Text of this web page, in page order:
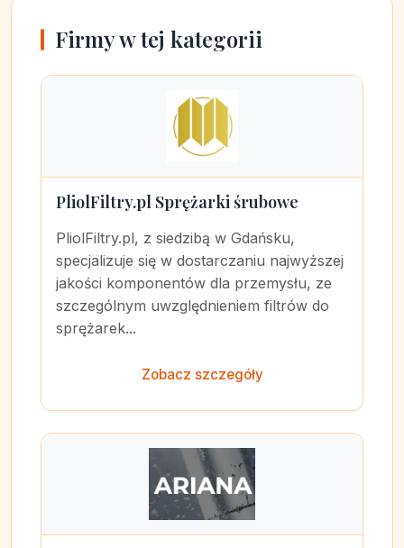
Firmy w tej kategorii
PliolFiltry.pl Sprężarki śrubowe
PliolFiltry.pl, z siedzibą w Gdańsku,
specjalizuje się w dostarczaniu najwyższej
jakości komponentów dla przemysłu, ze
szczególnym uwzględnieniem filtrów do
sprężarek...
Zobacz szczegóły